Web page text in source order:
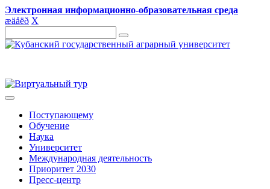
Электронная информационно-образовательная среда
æäåëð X
Поступающему
Обучение
Наука
Университет
Международная деятельность
Приоритет 2030
Пресс-центр